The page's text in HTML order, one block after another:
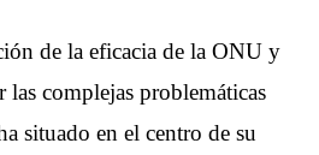
de la eficacia de la ONU y
las complejas problemáticas
situado en el centro de su